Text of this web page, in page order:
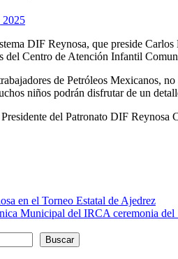
2025
DIF Reynosa, que preside
del Centro de Atención Infantil
de Petróleos Mexicanos,
niños podrán disfrutar de un
del Patronato DIF
en el Torneo Estatal de Ajedrez
Municipal del IRCA ceremonia
Buscar